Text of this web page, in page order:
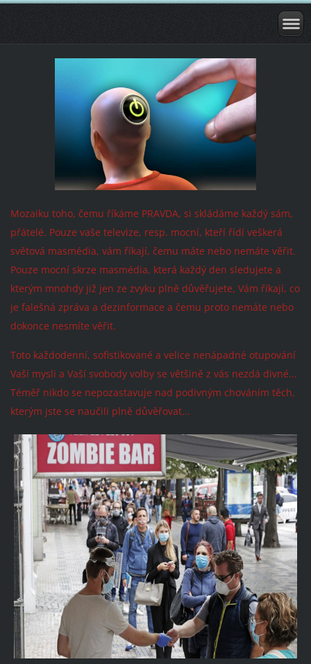
Mozaiku toho, čemu říkáme PRAVDA, si skládáme každý sám,
přátelé. Pouze vaše televize, resp. mocní, kteří řídí veškerá
světová masmédia, vám říkají, čemu máte nebo nemáte věřit.
Pouze mocní skrze masmédia, která každý den sledujete a
kterým mnohdy již jen ze zvyku plně důvěřujete, Vám říkají, co
je falešná zpráva a dezinformace a čemu proto nemáte nebo
dokonce nesmíte věřit.
Toto každodenní, sofistikované a velice nenápadné otupování
Vaší mysli a Vaší svobody volby se většině z vás nezdá divné...
Téměř nikdo se nepozastavuje nad podivným chováním těch,
kterým jste se naučili plně důvěřovat...